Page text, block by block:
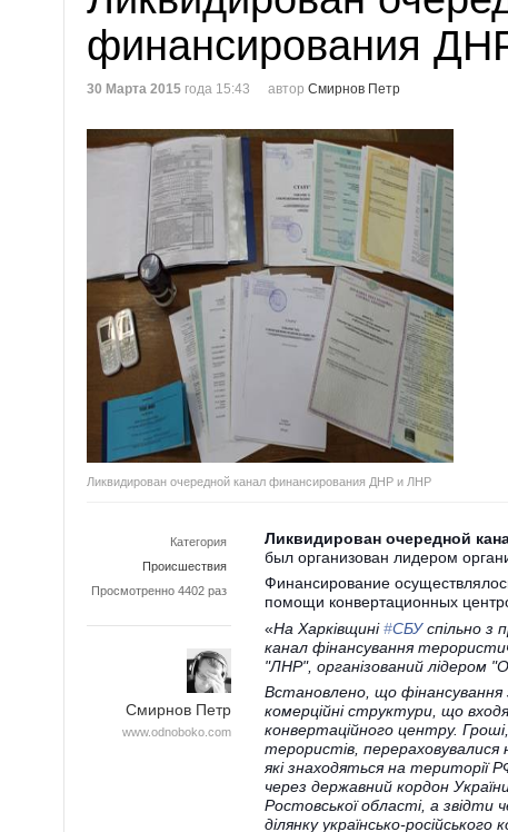
финансирования
30 Марта 2015 года 15:43 автор Смирнов Петр
Ликвидирован очередной канал финансирования ДНР и ЛНР
Категория
Происшествия
Просмотренно 4402 раз
Смирнов Петр
www.odnoboko.com
Ликвидирован очередной
был организован лидером
Финансирование
помощи конвертационных
«На Харківщині ‪#‎СБУ спільно з
канал фінансування
"ЛНР", організований лідером
Встановлено, що фінансування
комерційні структури, що
конвертаційного центру.
терористів, перераховувалися
які знаходяться на території
через державний кордон
Ростовської області, а
ділянку українсько-